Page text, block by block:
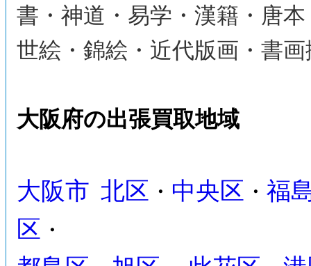
書・神道・易学・漢籍・唐
世絵・錦絵・近代版画・書
大阪府の出張買取地域
大阪市 北区 ・ 中央区 ・ 福
区 ・